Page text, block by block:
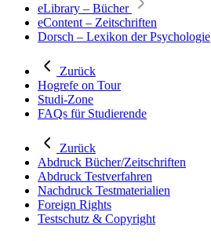
eLibrary – Bücher
eContent – Zeitschriften
Dorsch – Lexikon der Psychologie
Zurück
Hogrefe on Tour
Studi-Zone
FAQs für Studierende
Zurück
Abdruck Bücher/Zeitschriften
Abdruck Testverfahren
Nachdruck Testmaterialien
Foreign Rights
Testschutz & Copyright